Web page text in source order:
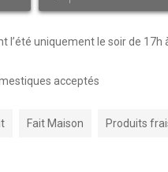
l’été uniquement le soir de
acceptés
Fait Maison Produits